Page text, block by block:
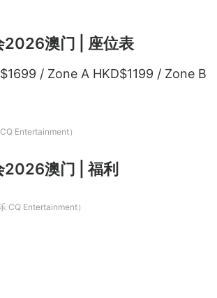
2026澳门 | 座位表
/ Zone A HKD$1199 / Zone B
Entertainment）
2026澳门 | 福利
CQ Entertainment）